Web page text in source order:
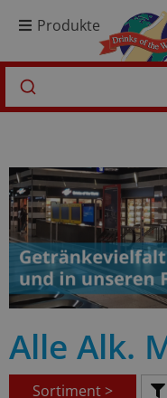
Produkte
Alle Alk.
Sortiment >